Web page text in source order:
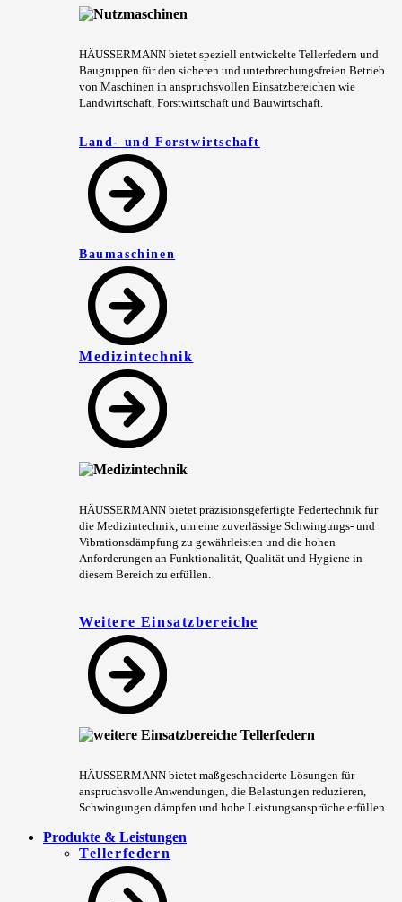
HÄUSSERMANN bietet speziell entwickelte Tellerfedern und
Baugruppen für den sicheren und unterbrechungsfreien Betrieb
von Maschinen in anspruchsvollen Einsatzbereichen wie
Landwirtschaft, Forstwirtschaft und Bauwirtschaft.
Land- und Forstwirtschaft
Baumaschinen
Medizintechnik
HÄUSSERMANN bietet präzisionsgefertigte Federtechnik für
die Medizintechnik, um eine zuverlässige Schwingungs- und
Vibrationsdämpfung zu gewährleisten und die hohen
Anforderungen an Funktionalität, Qualität und Hygiene in
diesem Bereich zu erfüllen.
Weitere Einsatzbereiche
HÄUSSERMANN bietet maßgeschneiderte Lösungen für
anspruchsvolle Anwendungen, die Belastungen reduzieren,
Schwingungen dämpfen und hohe Leistungsansprüche erfüllen.
Produkte & Leistungen
Tellerfedern